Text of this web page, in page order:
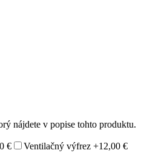
nájdete v popise tohto produktu.
€ Ventilačný výfrez +12,00 €